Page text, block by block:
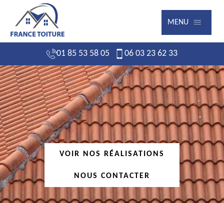
MENU
01 85 53 58 05 06 03 23 62 33
VOIR NOS RÉALISATIONS
NOUS CONTACTER